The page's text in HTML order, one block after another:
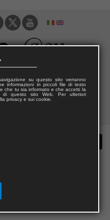
su questo sito verranno
informazioni in piccoli file di testo
che tu sia informato e che accetti la
questo sito Web. Per ulteriori
privacy e sui cookie.